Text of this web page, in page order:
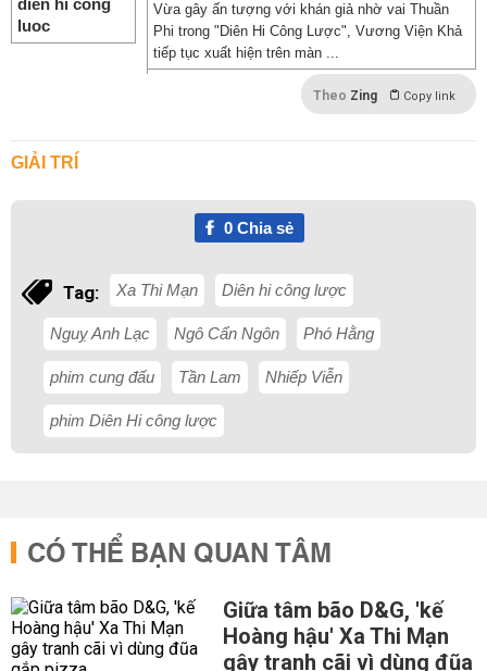
Vừa gây ấn tượng với khán giả nhờ vai Thuần
Phi trong "Diên Hi Công Lược", Vương Viện Khả
tiếp tục xuất hiện trên màn ...
Theo Zing Copy link
GIẢI TRÍ
0Chia sẻ
Tag: Xa Thi Mạn Diên hi công lược
Nguỵ Anh Lạc Ngô Cẩn Ngôn Phó Hằng
phim cung đấu Tần Lam Nhiếp Viễn
phim Diên Hi công lược
CÓ THỂ BẠN QUAN TÂM
Giữa tâm bão D&G, 'kế
Hoàng hậu' Xa Thi Mạn
gây tranh cãi vì dùng đũa